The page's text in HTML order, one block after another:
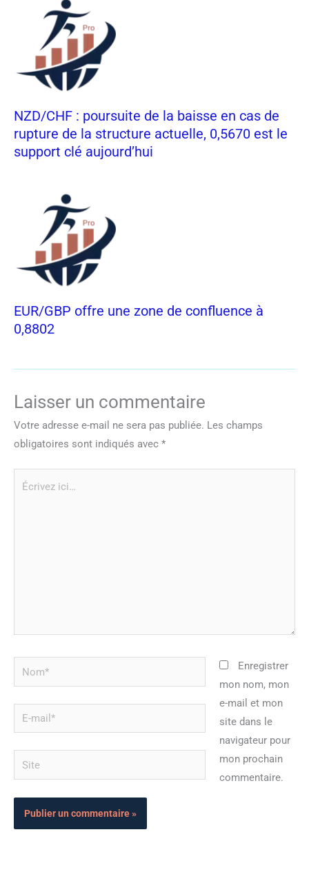
NZD/CHF : poursuite de la baisse en cas de
rupture de la structure actuelle, 0,5670 est le
support clé aujourd’hui
EUR/GBP offre une zone de confluence à
0,8802
Laisser un commentaire
Votre adresse e-mail ne sera pas publiée. Les champs
obligatoires sont indiqués avec *
Nom*
mail*
Site
Enregistrer
mon nom, mon
e-mail et mon
site dans le
navigateur pour
mon prochain
commentaire.